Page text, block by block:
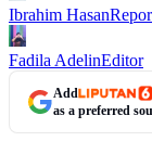
Ibrahim Hasan
Fadila AdelinEditor
Add
as a preferred